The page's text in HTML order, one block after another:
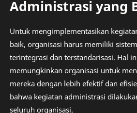
Administrasi yang
Untuk mengimplementasikan
baik, organisasi harus memiliki
terintegrasi dan terstandarisasi. Hal
memungkinkan organisasi untuk
mereka dengan lebih efektif dan
bahwa kegiatan administrasi
seluruh organisasi.